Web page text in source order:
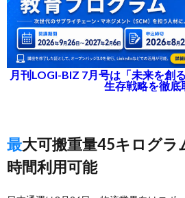
月刊LOGI-BIZ 7月号は「未来を創
生存戦略を徹底
最大可搬重量45キログラム、1回充電で8
時間利用可能